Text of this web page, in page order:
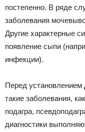
постепенно. В ряде
заболевания
Другие характерные
появление сыпи
инфекции).
Перед установлением
такие заболевания,
подагра,
диагностики